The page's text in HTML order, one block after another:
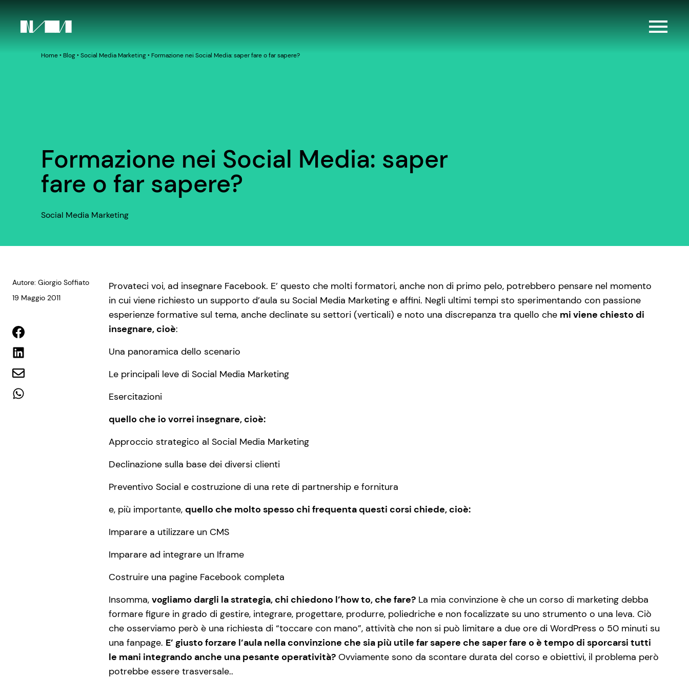
Home‣ Blog‣Social Media Marketing‣ Formazione nei Social Media: saper fare o far sapere?
Formazione nei Social Media: saper
fare o far sapere?
Social Media Marketing
Autore: Giorgio Soffiato
19 Maggio 2011
Provateci voi, ad insegnare Facebook. E’ questo che molti formatori, anche non di primo pelo, potrebbero pensare nel momento
in cui viene richiesto un supporto d’aula su Social Media Marketing e affini. Negli ultimi tempi sto sperimentando con passione
esperienze formative sul tema, anche declinate su settori (verticali) e noto una discrepanza tra quello che mi viene chiesto di
insegnare, cioè:
Una panoramica dello scenario
Le principali leve di Social Media Marketing
Esercitazioni
quello che io vorrei insegnare, cioè:
Approccio strategico al Social Media Marketing
Declinazione sulla base dei diversi clienti
Preventivo Social e costruzione di una rete di partnership e fornitura
e, più importante, quello che molto spesso chi frequenta questi corsi chiede, cioè:
Imparare a utilizzare un CMS
Imparare ad integrare un Iframe
Costruire una pagine Facebook completa
Insomma, vogliamo dargli la strategia, chi chiedono l’how to, che fare? La mia convinzione è che un corso di marketing debba
formare figure in grado di gestire, integrare, progettare, produrre, poliedriche e non focalizzate su uno strumento o una leva. Ciò
che osserviamo però è una richiesta di “toccare con mano”, attività che non si può limitare a due ore di WordPress o 50 minuti su
una fanpage. E’ giusto forzare l’aula nella convinzione che sia più utile far sapere che saper fare o è tempo di sporcarsi tutti
le mani integrando anche una pesante operatività? Ovviamente sono da scontare durata del corso e obiettivi, il problema però
potrebbe essere trasversale..